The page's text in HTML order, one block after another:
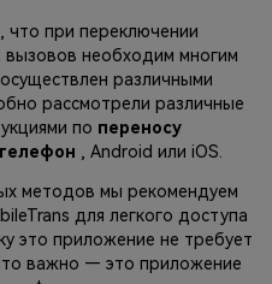
что при переключении
вызовов необходим многим
различными
рассмотрели различные
по переносу
, Android или iOS.
методов мы рекомендуем
для легкого доступа
это приложение не требует
важно — это приложение